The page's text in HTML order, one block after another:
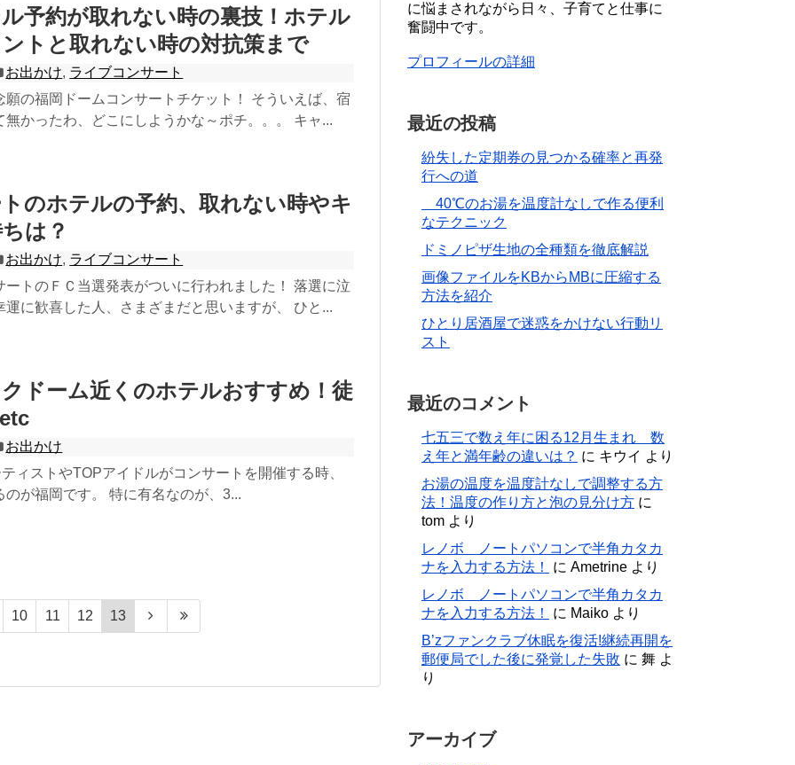
予約が取れない時の裏技！ホテル
トと取れない時の対抗策まで
お出かけ, ライブコンサート
願の福岡ドームコンサートチケット！ そういえば、宿
無かったわ、どこにしようかな～ポチ。。。 キャ...
のホテルの予約、取れない時やキ
は？
お出かけ, ライブコンサート
ートのＦＣ当選発表がついに行われました！ 落選に泣
運に歓喜した人、さまざまだと思いますが、 ひと...
ドーム近くのホテルおすすめ！徒
お出かけ
ィストやTOPアイドルがコンサートを開催する時、
のが福岡です。 特に有名なのが、3...
10 11 12 13
に悩まされながら日々、子育てと仕事に
奮闘中です。
プロフィールの詳細
最近の投稿
紛失した定期券の見つかる確率と再発
行への道
40℃のお湯を温度計なしで作る便利
なテクニック
ドミノピザ生地の全種類を徹底解説
画像ファイルをKBからMBに圧縮する
方法を紹介
ひとり居酒屋で迷惑をかけない行動リ
スト
最近のコメント
七五三で数え年に困る12月生まれ 数
え年と満年齢の違いは？ に キウイ より
お湯の温度を温度計なしで調整する方
法！温度の作り方と泡の見分け方 に
tom より
レノボ ノートパソコンで半角カタカ
ナを入力する方法！
に Ametrine より
レノボ ノートパソコンで半角カタカ
ナを入力する方法！
に Maiko より
B’zファンクラブ休眠を復活!継続再開を
郵便局でした後に発覚した失敗 に 舞 よ
り
アーカイブ